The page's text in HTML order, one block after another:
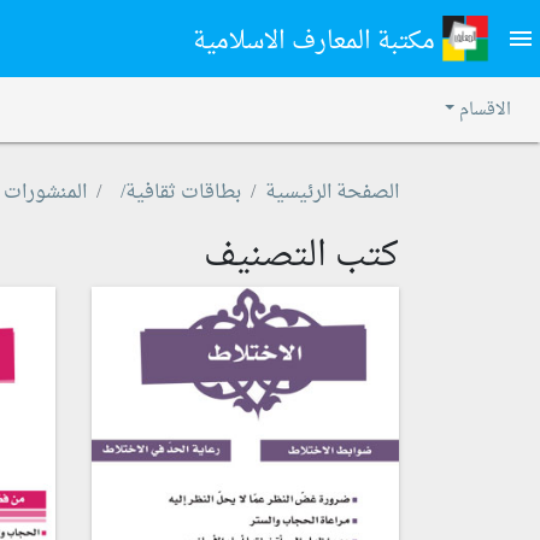
menu مكتبة المعارف الاسلامية
الاقسام
الصفحة الرئيسية بطاقات ثقافية/ المنشورات
كتب التصنيف